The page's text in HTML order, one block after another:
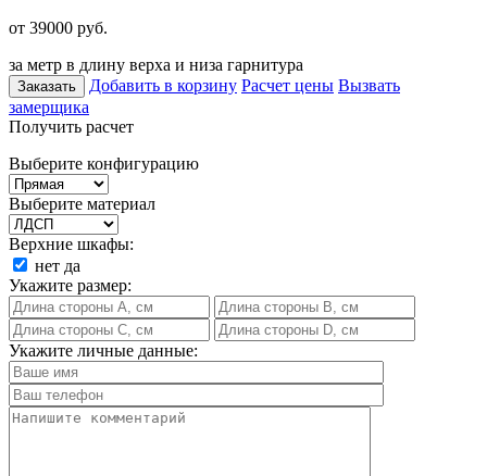
от 39000 руб.
за метр в длину верха и низа гарнитура
Заказать Добавить в корзину Расчет цены Вызвать
замерщика
Получить расчет
Выберите конфигурацию
Выберите материал
Верхние шкафы:
нет да
Укажите размер:
Укажите личные данные: